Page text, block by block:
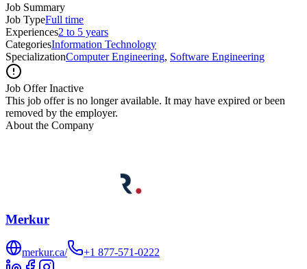
Job Summary
Job TypeFull time
Experiences2 to 5 years
CategoriesInformation Technology
SpecializationComputer Engineering, Software Engineering
Job Offer Inactive
This job offer is no longer available. It may have expired or been
removed by the employer.
About the Company
Merkur
merkur.ca/ +1 877-571-0222